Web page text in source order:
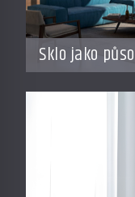
Sklo jako
materiál